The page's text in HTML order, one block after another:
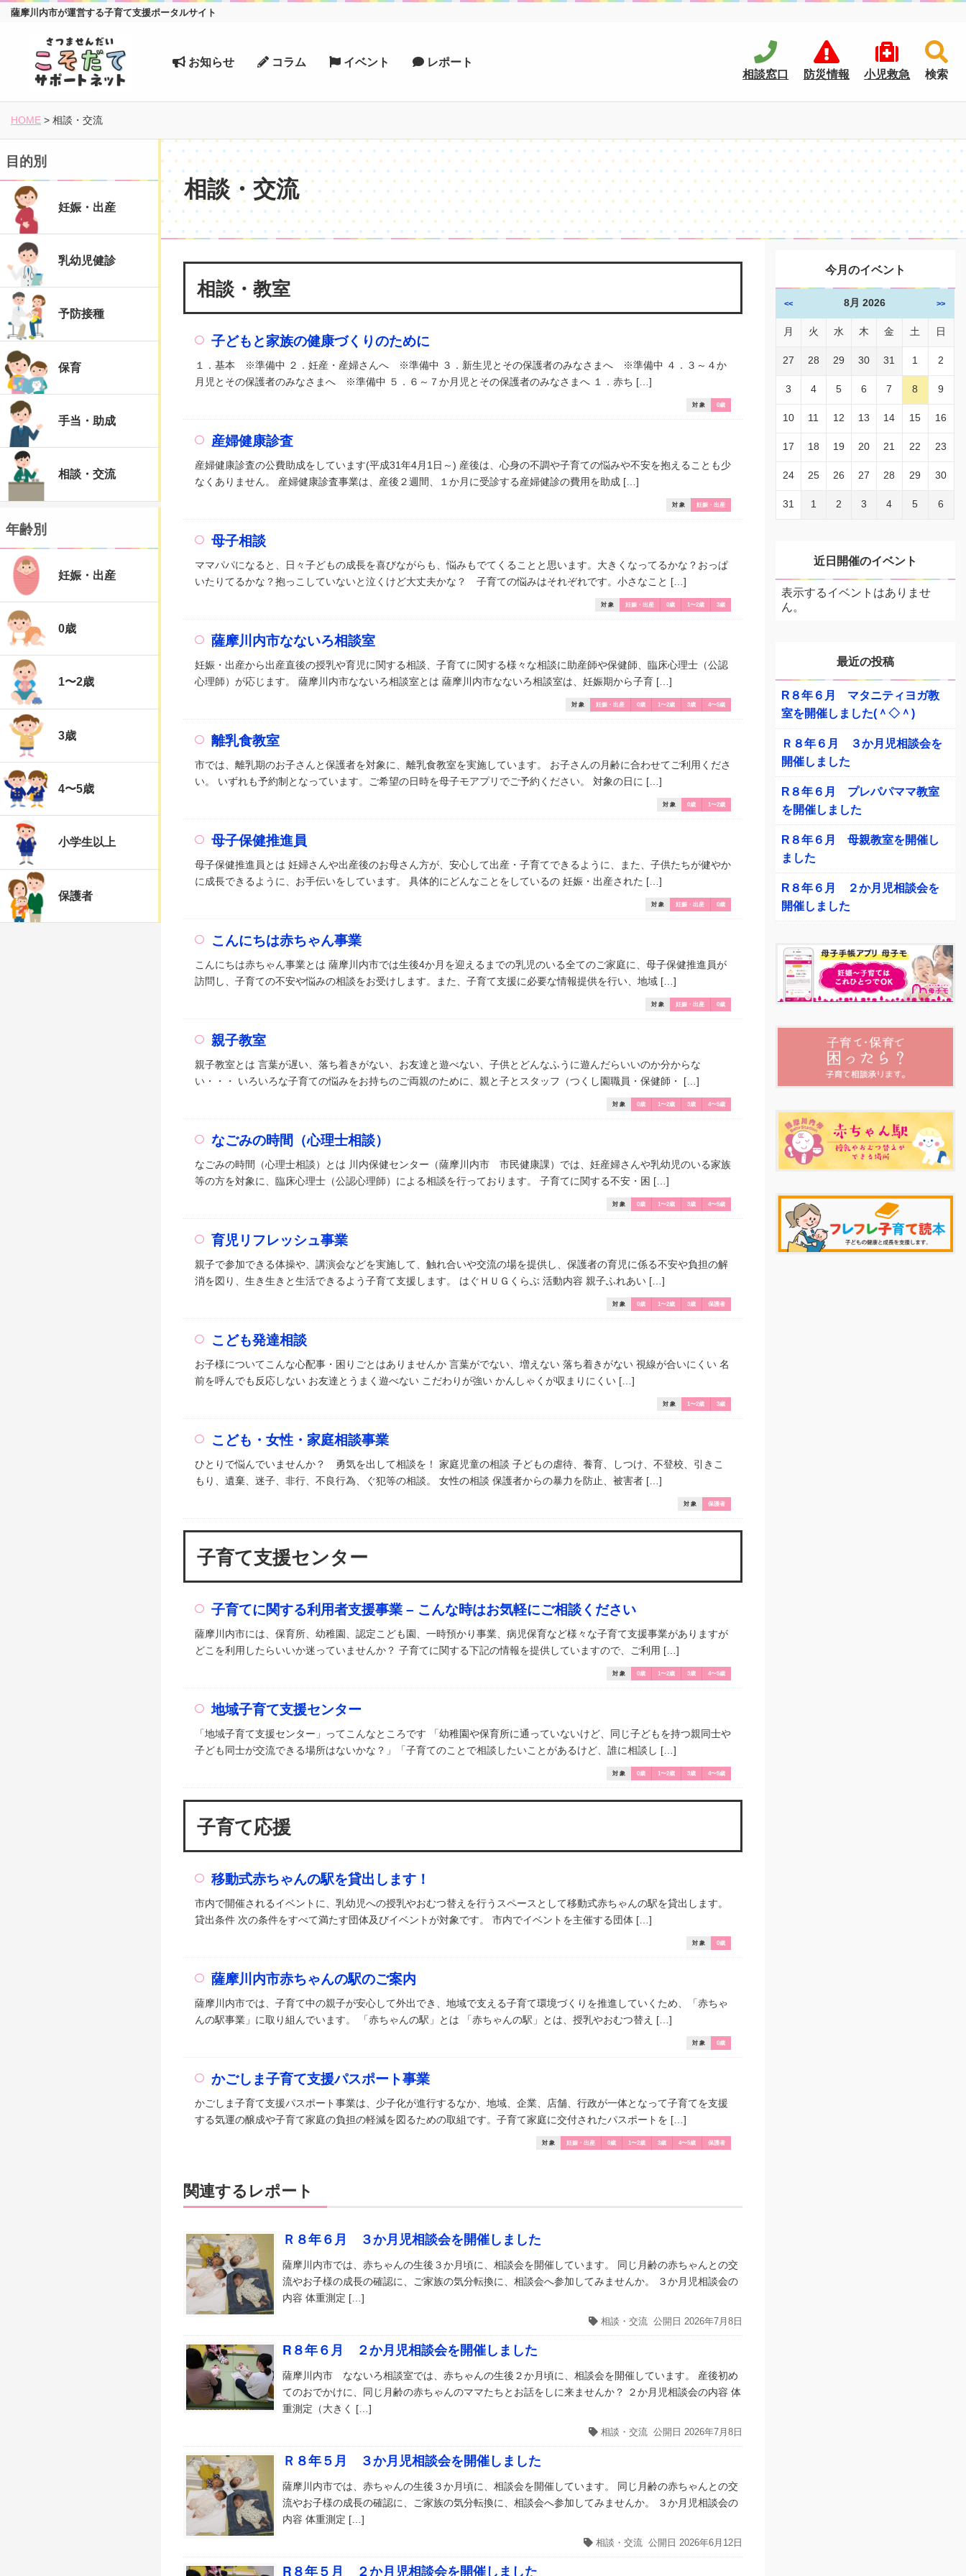
薩摩川内市が運営する子育て支援ポータルサイト
お知らせ コラム イベント
レポート
相談窓口
防災情報 小児救急 検索
HOME > 相談・交流
相談・交流
相談・教室
子どもと家族の健康づくりのために
１．基本 ※準備中 ２．妊産・産婦さんへ ※準備中 ３．新生児とその保護者のみなさまへ ※準備中 ４．３～４か
月児とその保護者のみなさまへ ※準備中 ５．６～７か月児とその保護者のみなさまへ １．赤ち […]
対 象 0歳
産婦健康診査
産婦健康診査の公費助成をしています(平成31年4月1日～) 産後は、心身の不調や子育ての悩みや不安を抱えることも少
なくありません。 産婦健康診査事業は、産後２週間、１か月に受診する産婦健診の費用を助成 […]
対 象 妊娠・出産
母子相談
ママパパになると、日々子どもの成長を喜びながらも、悩みもでてくることと思います。大きくなってるかな？おっぱ
いたりてるかな？抱っこしていないと泣くけど大丈夫かな？ 子育ての悩みはそれぞれです。小さなこと […]
対 象 妊娠・出産 0歳 1〜2歳 3歳
薩摩川内市なないろ相談室
妊娠・出産から出産直後の授乳や育児に関する相談、子育てに関する様々な相談に助産師や保健師、臨床心理士（公認
心理師）が応じます。 薩摩川内市なないろ相談室とは 薩摩川内市なないろ相談室は、妊娠期から子育 […]
対 象 妊娠・出産 0歳 1〜2歳 3歳 4〜5歳
離乳食教室
市では、離乳期のお子さんと保護者を対象に、離乳食教室を実施しています。 お子さんの月齢に合わせてご利用くださ
い。 いずれも予約制となっています。ご希望の日時を母子モアプリでご予約ください。 対象の日に […]
対 象 0歳 1〜2歳
母子保健推進員
母子保健推進員とは 妊婦さんや出産後のお母さん方が、安心して出産・子育てできるように、また、子供たちが健やか
に成長できるように、お手伝いをしています。 具体的にどんなことをしているの 妊娠・出産された […]
対 象 妊娠・出産 0歳
こんにちは赤ちゃん事業
こんにちは赤ちゃん事業とは 薩摩川内市では生後4か月を迎えるまでの乳児のいる全てのご家庭に、母子保健推進員が
訪問し、子育ての不安や悩みの相談をお受けします。また、子育て支援に必要な情報提供を行い、地域 […]
対 象 妊娠・出産 0歳
親子教室
親子教室とは 言葉が遅い、落ち着きがない、お友達と遊べない、子供とどんなふうに遊んだらいいのか分からな
い・・・ いろいろな子育ての悩みをお持ちのご両親のために、親と子とスタッフ（つくし園職員・保健師・ […]
対 象 0歳 1〜2歳 3歳 4〜5歳
なごみの時間（心理士相談）
なごみの時間（心理士相談）とは 川内保健センター（薩摩川内市 市民健康課）では、妊産婦さんや乳幼児のいる家族
等の方を対象に、臨床心理士（公認心理師）による相談を行っております。 子育てに関する不安・困 […]
対 象 0歳 1〜2歳 3歳 4〜5歳
育児リフレッシュ事業
親子で参加できる体操や、講演会などを実施して、触れ合いや交流の場を提供し、保護者の育児に係る不安や負担の解
消を図り、生き生きと生活できるよう子育て支援します。 はぐＨＵＧくらぶ 活動内容 親子ふれあい […]
対 象 0歳 1〜2歳 3歳 保護者
こども発達相談
お子様についてこんな心配事・困りごとはありませんか 言葉がでない、増えない 落ち着きがない 視線が合いにくい 名
前を呼んでも反応しない お友達とうまく遊べない こだわりが強い かんしゃくが収まりにくい […]
対 象 1〜2歳 3歳
こども・女性・家庭相談事業
ひとりで悩んでいませんか？ 勇気を出して相談を！ 家庭児童の相談 子どもの虐待、養育、しつけ、不登校、引きこ
もり、遺棄、迷子、非行、不良行為、ぐ犯等の相談。 女性の相談 保護者からの暴力を防止、被害者 […]
対 象 保護者
子育て支援センター
子育てに関する利用者支援事業 – こんな時はお気軽にご相談ください
薩摩川内市には、保育所、幼稚園、認定こども園、一時預かり事業、病児保育など様々な子育て支援事業がありますが
どこを利用したらいいか迷っていませんか？ 子育てに関する下記の情報を提供していますので、ご利用 […]
対 象 0歳 1〜2歳 3歳 4〜5歳
地域子育て支援センター
「地域子育て支援センター」ってこんなところです 「幼稚園や保育所に通っていないけど、同じ子どもを持つ親同士や
子ども同士が交流できる場所はないかな？」「子育てのことで相談したいことがあるけど、誰に相談し […]
対 象 0歳 1〜2歳 3歳 4〜5歳
子育て応援
移動式赤ちゃんの駅を貸出します！
市内で開催されるイベントに、乳幼児への授乳やおむつ替えを行うスペースとして移動式赤ちゃんの駅を貸出します。
貸出条件 次の条件をすべて満たす団体及びイベントが対象です。 市内でイベントを主催する団体 […]
対 象 0歳
薩摩川内市赤ちゃんの駅のご案内
薩摩川内市では、子育て中の親子が安心して外出でき、地域で支える子育て環境づくりを推進していくため、「赤ちゃ
んの駅事業」に取り組んでいます。 「赤ちゃんの駅」とは 「赤ちゃんの駅」とは、授乳やおむつ替え […]
対 象 0歳
かごしま子育て支援パスポート事業
かごしま子育て支援パスポート事業は、少子化が進行するなか、地域、企業、店舗、行政が一体となって子育てを支援
する気運の醸成や子育て家庭の負担の軽減を図るための取組です。子育て家庭に交付されたパスポートを […]
対 象 妊娠・出産 0歳 1〜2歳 3歳 4〜5歳 保護者
関連するレポート
Ｒ８年６月 ３か月児相談会を開催しました
薩摩川内市では、赤ちゃんの生後３か月頃に、相談会を開催しています。 同じ月齢の赤ちゃんとの交
流やお子様の成長の確認に、ご家族の気分転換に、相談会へ参加してみませんか。 ３か月児相談会の
内容 体重測定 […]
相談・交流 公開日 2026年7月8日
R８年６月 ２か月児相談会を開催しました
薩摩川内市 なないろ相談室では、赤ちゃんの生後２か月頃に、相談会を開催しています。 産後初め
てのおでかけに、同じ月齢の赤ちゃんのママたちとお話をしに来ませんか？ ２か月児相談会の内容 体
重測定（大きく […]
相談・交流 公開日 2026年7月8日
Ｒ８年５月 ３か月児相談会を開催しました
薩摩川内市では、赤ちゃんの生後３か月頃に、相談会を開催しています。 同じ月齢の赤ちゃんとの交
流やお子様の成長の確認に、ご家族の気分転換に、相談会へ参加してみませんか。 ３か月児相談会の
内容 体重測定 […]
相談・交流 公開日 2026年6月12日
R８年５月 ２か月児相談会を開催しました
今月のイベント
<< 8月 2026 >>
月 火 水 木 金 土 日
27 28 29 30 31 1 2
3 4 5 6 7 8 9
10 11 12 13 14 15 16
17 18 19 20 21 22 23
24 25 26 27 28 29 30
31 1 2 3 4 5 6
近日開催のイベント
表示するイベントはありませ
ん。
最近の投稿
R８年６月 マタニティヨガ教
室を開催しました(＾◇＾)
Ｒ８年６月 ３か月児相談会を
開催しました
R８年６月 プレパパママ教室
を開催しました
R８年６月 母親教室を開催し
ました
R８年６月 ２か月児相談会を
開催しました
目的別
妊娠・出産
乳幼児健診
予防接種
保育
手当・助成
相談・交流
年齢別
妊娠・出産
0歳
1〜2歳
3歳
4〜5歳
小学生以上
保護者